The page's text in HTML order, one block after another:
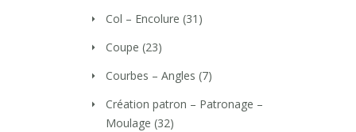
Col – Encolure (31)
Coupe (23)
Courbes – Angles (7)
Création patron – Patronage –
Moulage (32)